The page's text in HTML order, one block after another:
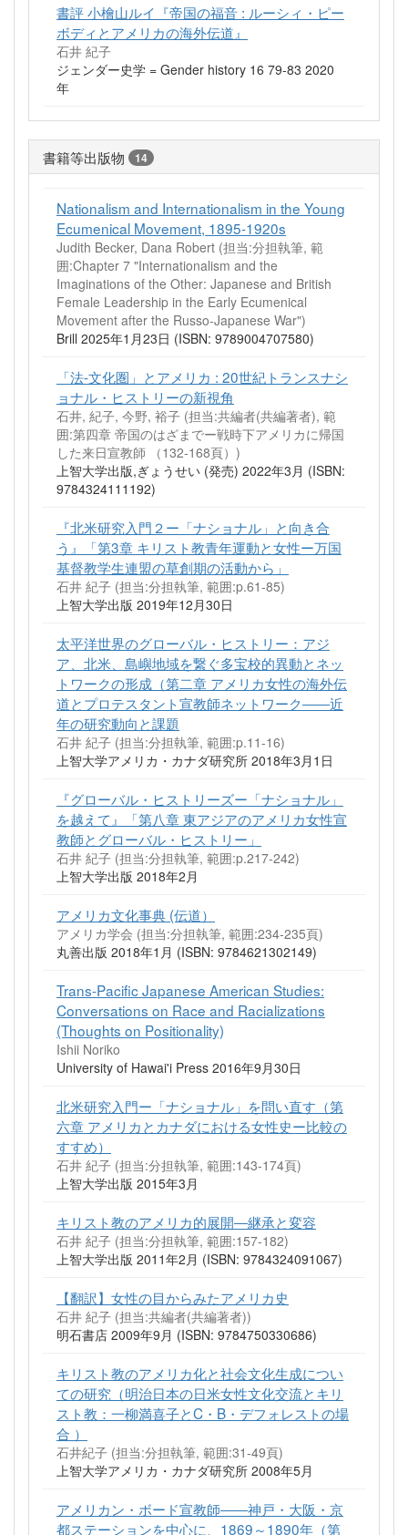
書評 小檜山ルイ『帝国の福音 : ルーシィ・ピー
ボディとアメリカの海外伝道』
石井 紀子
ジェンダー史学 = Gender history 16 79-83 2020
年
書籍等出版物 14
Nationalism and Internationalism in the Young
Ecumenical Movement, 1895-1920s
Judith Becker, Dana Robert (担当:分担執筆, 範
囲:Chapter 7 "Internationalism and the
Imaginations of the Other: Japanese and British
Female Leadership in the Early Ecumenical
Movement after the Russo-Japanese War")
Brill 2025年1月23日 (ISBN: 9789004707580)
「法-文化圏」とアメリカ : 20世紀トランスナシ
ョナル・ヒストリーの新視角
石井, 紀子, 今野, 裕子 (担当:共編者(共編著者), 範
囲:第四章 帝国のはざまでー戦時下アメリカに帰国
した来日宣教師 （132-168頁）)
上智大学出版,ぎょうせい (発売) 2022年3月 (ISBN:
9784324111192)
『北米研究入門２ー「ナショナル」と向き合
う』「第3章 キリスト教青年運動と女性ー万国
基督教学生連盟の草創期の活動から」
石井 紀子 (担当:分担執筆, 範囲:p.61-85)
上智大学出版 2019年12月30日
太平洋世界のグローバル・ヒストリー：アジ
ア、北米、島嶼地域を繋ぐ多宝校的異動とネッ
トワークの形成（第二章 アメリカ女性の海外伝
道とプロテスタント宣教師ネットワーク――近
年の研究動向と課題
石井 紀子 (担当:分担執筆, 範囲:p.11-16)
上智大学アメリカ・カナダ研究所 2018年3月1日
『グローバル・ヒストリーズー「ナショナル」
を越えて』「第八章 東アジアのアメリカ女性宣
教師とグローバル・ヒストリー」
石井 紀子 (担当:分担執筆, 範囲:p.217-242)
上智大学出版 2018年2月
アメリカ文化事典 (伝道）
アメリカ学会 (担当:分担執筆, 範囲:234-235頁)
丸善出版 2018年1月 (ISBN: 9784621302149)
Trans-Pacific Japanese American Studies:
Conversations on Race and Racializations
(Thoughts on Positionality)
Ishii Noriko
University of Hawai'i Press 2016年9月30日
北米研究入門ー「ナショナル」を問い直す（第
六章 アメリカとカナダにおける女性史ー比較の
すすめ）
石井 紀子 (担当:分担執筆, 範囲:143-174頁)
上智大学出版 2015年3月
キリスト教のアメリカ的展開―継承と変容
石井 紀子 (担当:分担執筆, 範囲:157-182)
上智大学出版 2011年2月 (ISBN: 9784324091067)
【翻訳】女性の目からみたアメリカ史
石井 紀子 (担当:共編者(共編著者))
明石書店 2009年9月 (ISBN: 9784750330686)
キリスト教のアメリカ化と社会文化生成につい
ての研究（明治日本の日米女性文化交流とキリ
スト教：一柳満喜子とC・B・デフォレストの場
合 ）
石井紀子 (担当:分担執筆, 範囲:31-49頁)
上智大学アメリカ・カナダ研究所 2008年5月
アメリカン・ボード宣教師――神戸・大阪・京
都ステーションを中心に、1869～1890年（第